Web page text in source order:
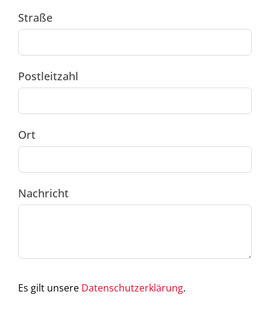
Straße
Postleitzahl
Ort
Nachricht
Es gilt unsere Datenschutzerklärung.